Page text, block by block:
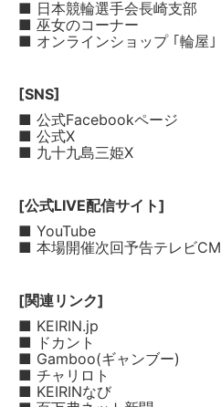
■ 日本競輪選手会長崎支部
■ 巫女のコーナー
■ オンラインショップ ｢輪屋｣
[SNS]
■ 公式Facebookページ
■ 公式X
■ 九十九島三姫X
[公式LIVE配信サイト]
■ YouTube
■ 本場開催次回予告テレビCM
[関連リンク]
■ KEIRIN.jp
■ ドカント
■ Gamboo(ギャンブー)
■ チャリロト
■ KEIRINなび